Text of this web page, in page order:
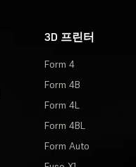
3D 프린터
Form 4
Form 4B
Form 4L
Form 4BL
Form Auto